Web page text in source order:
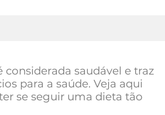
considerada saudável e traz
para a saúde. Veja aqui
se seguir uma dieta tão